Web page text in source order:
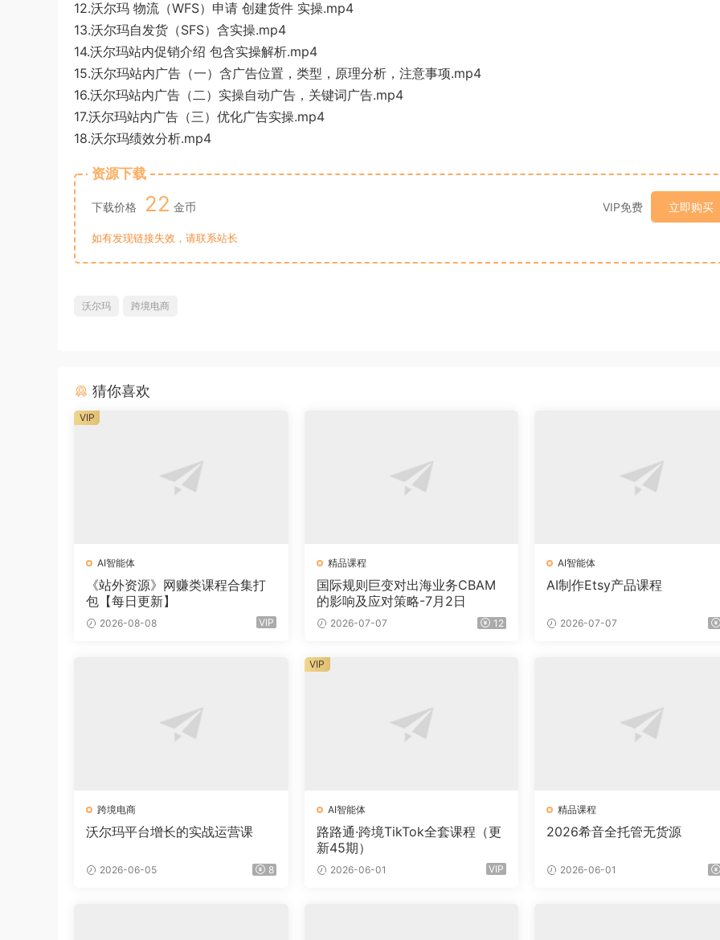
12.沃尔玛 物流（WFS）申请 创建货件 实操.mp4
13.沃尔玛自发货（SFS）含实操.mp4
14.沃尔玛站内促销介绍 包含实操解析.mp4
15.沃尔玛站内广告（一）含广告位置，类型，原理分析，注意事项.mp4
16.沃尔玛站内广告（二）实操自动广告，关键词广告.mp4
17.沃尔玛站内广告（三）优化广告实操.mp4
18.沃尔玛绩效分析.mp4
资源下载
下载价格 22 金币 VIP免费 立即购买
如有发现链接失效，请联系站长
沃尔玛 跨境电商
猜你喜欢
AI智能体
《站外资源》网赚类课程合集打
包【每日更新】
2026-08-08 VIP
VIP
精品课程
国际规则巨变对出海业务CBAM
的影响及应对策略-7月2日
2026-07-07 12
AI智能体
AI制作Etsy产品课程
2026-07-07
跨境电商
沃尔玛平台增长的实战运营课
2026-06-05 8
AI智能体
路路通·跨境TikTok全套课程（更
新45期）
2026-06-01 VIP
VIP
精品课程
2026希音全托管无货源
2026-06-01